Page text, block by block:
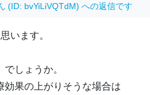
(ID: bvYiLiVQTdM) への返信です
います。
しょうか。
効果の上がりそうな場合は